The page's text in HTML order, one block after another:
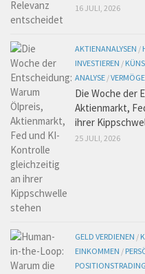
16 JULI, 2026
AKTIENANALYSEN /
INVESTIEREN /
ANALYSE /
Die Woche der
Aktienmarkt,
ihrer
25 JULI, 2026
GELD VERDIENEN /
EINKOMMEN /
POSITIONSTRADING